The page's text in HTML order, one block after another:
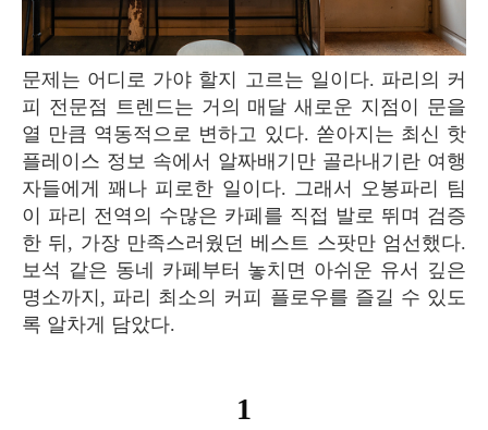
문제는 어디로 가야 할지 고르는 일이다. 파리의 커
피 전문점 트렌드는 거의 매달 새로운 지점이 문을
열 만큼 역동적으로 변하고 있다. 쏟아지는 최신 핫
플레이스 정보 속에서 알짜배기만 골라내기란 여행
자들에게 꽤나 피로한 일이다. 그래서 오봉파리 팀
이 파리 전역의 수많은 카페를 직접 발로 뛰며 검증
한 뒤, 가장 만족스러웠던 베스트 스팟만 엄선했다.
보석 같은 동네 카페부터 놓치면 아쉬운 유서 깊은
명소까지, 파리 최소의 커피 플로우를 즐길 수 있도
록 알차게 담았다.
1